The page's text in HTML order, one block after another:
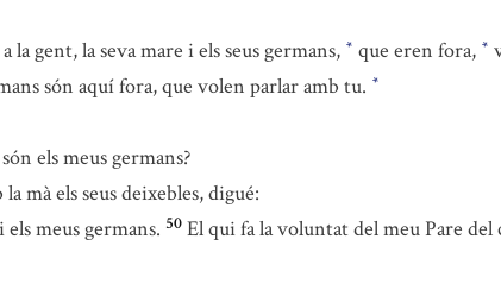
la gent, la seva mare i els seus germans, * que eren fora, *
són aquí fora, que volen parlar amb tu. *
els meus germans?
mà els seus deixebles, digué:
meus germans. 50 El qui fa la voluntat del meu Pare del